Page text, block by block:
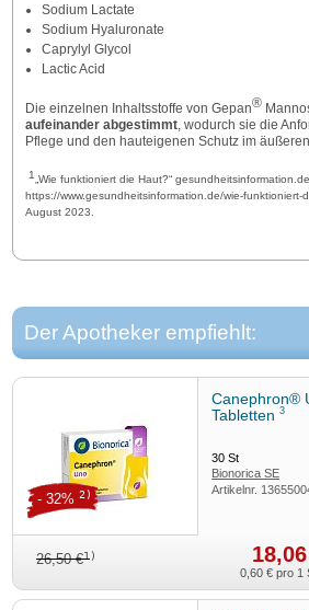
Sodium Lactate
Sodium Hyaluronate
Caprylyl Glycol
Lactic Acid
Die einzelnen Inhaltsstoffe von Gepan®
aufeinander abgestimmt, wodurch sie die
Pflege und den hauteigenen Schutz im
1 „Wie funktioniert die Haut?“ gesundheitsinformation.de,
https://www.gesundheitsinformation.de/wie-funktioniert-
August 2023.
Der Apotheker empfiehlt:
Canephron®
Tabletten3
30St
Bionorica SE
Artikelnr.
26,50 €1)
- 32% 2)
0,60 € pro 1